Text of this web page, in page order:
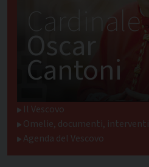
Cardinale
Oscar
Cantoni
Il Vescovo
Omelie, documenti, interventi
Agenda del Vescovo